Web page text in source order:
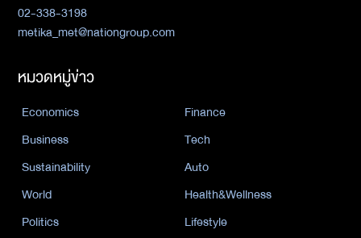
02-338-3198
metika_met@nationgroup.com
หมวดหมู่ข่าว
Economics
Finance
Business
Tech
Sustainability
Auto
World
Health&Wellness
Politics
Lifestyle